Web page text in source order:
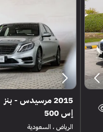
2015 مرسيدس - بنز
إس 500
الرياض ، السعودية